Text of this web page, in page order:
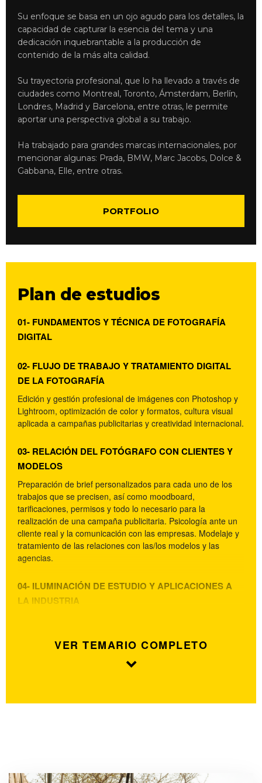
Su enfoque se basa en un ojo agudo para los detalles, la
capacidad de capturar la esencia del tema y una
dedicación inquebrantable a la producción de
contenido de la más alta calidad.
Su trayectoria profesional, que lo ha llevado a través de
ciudades como Montreal, Toronto, Ámsterdam, Berlín,
Londres, Madrid y Barcelona, entre otras, le permite
aportar una perspectiva global a su trabajo.
Ha trabajado para grandes marcas internacionales, por
mencionar algunas: Prada, BMW, Marc Jacobs, Dolce &
Gabbana, Elle, entre otras.
PORTFOLIO
Plan de estudios
01- FUNDAMENTOS Y TÉCNICA DE FOTOGRAFÍA
DIGITAL
02- FLUJO DE TRABAJO Y TRATAMIENTO DIGITAL
DE LA FOTOGRAFÍA
Edición y gestión profesional de imágenes con Photoshop y
Lightroom, optimización de color y formatos, cultura visual
aplicada a campañas publicitarias y creatividad internacional.
03- RELACIÓN DEL FOTÓGRAFO CON CLIENTES Y
MODELOS
Preparación de brief personalizados para cada uno de los
trabajos que se precisen, así como moodboard,
tarificaciones, permisos y todo lo necesario para la
realización de una campaña publicitaria. Psicología ante un
cliente real y la comunicación con las empresas. Modelaje y
tratamiento de las relaciones con las/los modelos y las
agencias.
04- ILUMINACIÓN DE ESTUDIO Y APLICACIONES A
LA INDUSTRIA
VER TEMARIO COMPLETO
keyboard_arrow_down